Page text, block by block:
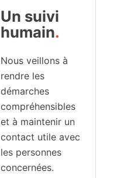
Un suivi
humain.
Nous veillons à
rendre les
démarches
compréhensibles
et à maintenir un
contact utile avec
les personnes
concernées.